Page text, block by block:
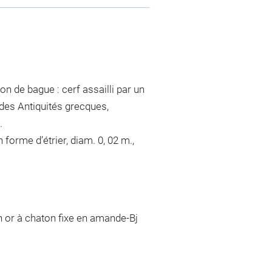
de bague : cerf assailli par un
Antiquités grecques,
d’étrier, diam. 0, 02 m.,
à chaton fixe en amande-Bj